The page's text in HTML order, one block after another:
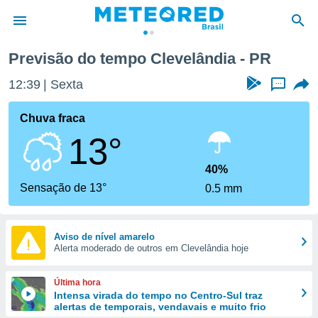
da
fornecidas
a este
das
e
forma
digital
Previsão do tempo Clevelândia - PR
12:39 Sexta ...
Chuva fraca
13°
Sensação de 13°
40%
0.5 mm
Aviso de nível amarelo
Alerta moderado de outros em Clevelândia hoje
Última hora
Intensa virada do tempo no Centro-Sul traz
alertas de temporais, vendavais e muito frio